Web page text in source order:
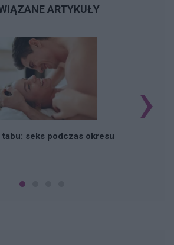
ARTYKUŁY
tabu: seks podczas okresu
›